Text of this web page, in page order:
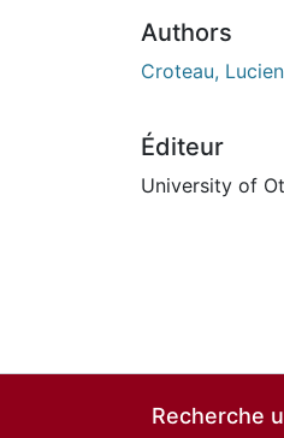
Authors
Croteau,
Éditeur
University of
Recherche